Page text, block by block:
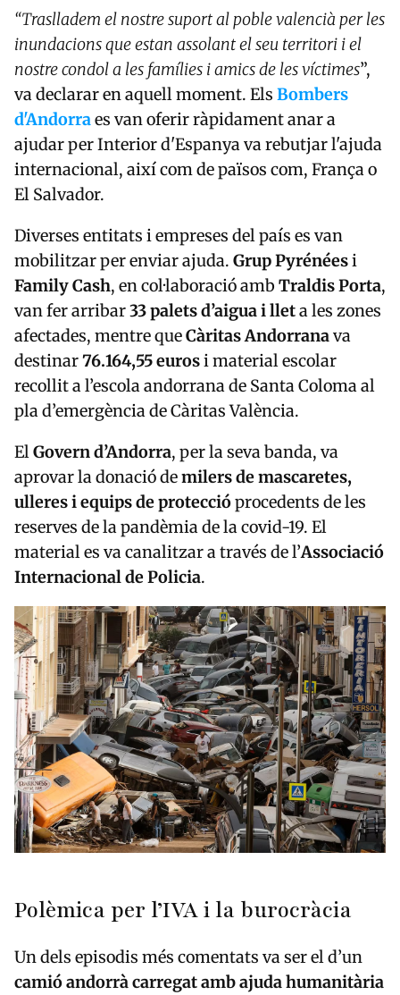
“Traslladem el nostre suport al poble valencià per les
inundacions que estan assolant el seu territori i el
nostre condol a les famílies i amics de les víctimes”,
va declarar en aquell moment. Els Bombers
d'Andorra es van oferir ràpidament anar a
ajudar per Interior d'Espanya va rebutjar l'ajuda
internacional, així com de països com, França o
El Salvador.
Diverses entitats i empreses del país es van
mobilitzar per enviar ajuda. Grup Pyrénéesi
Family Cash, en col·laboració amb Traldis Porta,
van fer arribar33 palets d’aigua i lleta les zones
afectades, mentre queCàritas Andorrana va
destinar76.164,55 eurosi material escolar
recollit a l’escola andorrana de Santa Coloma al
pla d’emergència de Càritas València.
El Govern d’Andorra, per la seva banda, va
aprovar la donació demilers de mascaretes,
ulleres i equips de proteccióprocedents de les
reserves de la pandèmia de la covid-19. El
material es va canalitzar a través de l’Associació
Internacional de Policia.
Polèmica per l’IVA i la burocràcia
Un dels episodis més comentats va ser el d’un
camió andorrà carregat amb ajuda humanitària